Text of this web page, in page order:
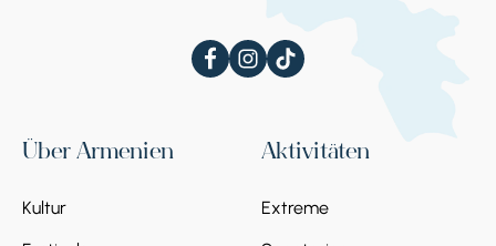
Über Armenien
Kultur
Aktivitäten
Extreme